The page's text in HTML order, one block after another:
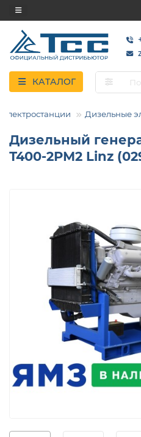
КАТАЛОГ
Электростанции Дизельные
Дизельный
Т400-2РМ2 Linz